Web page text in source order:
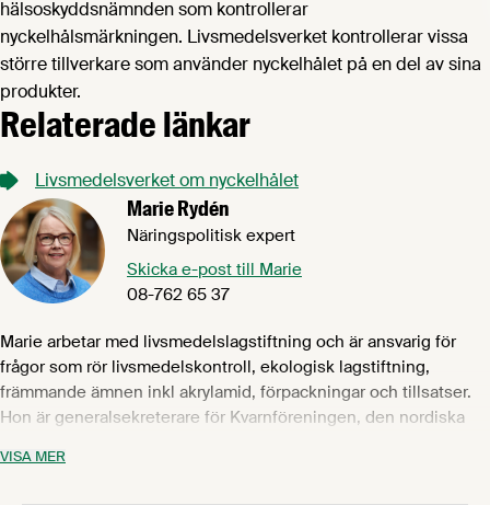
hälsoskyddsnämnden som kontrollerar
nyckelhålsmärkningen. Livsmedelsverket kontrollerar vissa
större tillverkare som använder nyckelhålet på en del av sina
produkter.
Relaterade länkar
Livsmedelsverket om nyckelhålet
Marie Rydén
Näringspolitisk expert
Skicka e-post till Marie
08-762 65 37
Marie arbetar med livsmedelslagstiftning och är ansvarig för
frågor som rör livsmedelskontroll, ekologisk lagstiftning,
främmande ämnen inkl akrylamid, förpackningar och tillsatser.
Hon är generalsekreterare för Kvarnföreningen, den nordiska
i Choklad- och kexfabikantföreningen och samordnar
VISA MER